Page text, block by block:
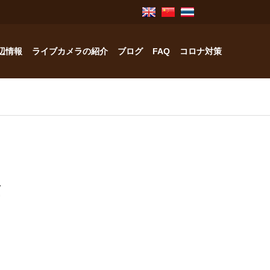
情報
林工務店
ライブカメラの紹介 ブログ FAQ コロナ対策